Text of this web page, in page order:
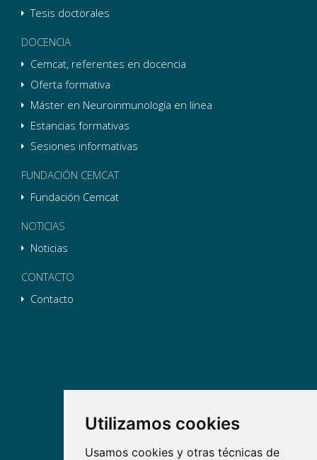
Utilizamos cookies
Usamos cookies y otras técnicas de
Tesis doctorales
DOCENCIA
Cemcat, referentes en docencia
Oferta formativa
Máster en Neuroinmunología en línea
Estancias formativas
Sesiones informativas
FUNDACIÓN CEMCAT
Fundación Cemcat
NOTICIAS
Noticias
CONTACTO
Contacto